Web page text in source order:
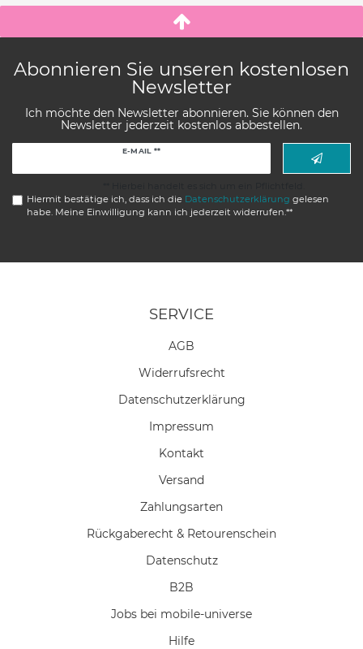
Abonnieren Sie unseren kostenlosen
Newsletter
Ich möchte den Newsletter abonnieren. Sie können den
Newsletter jederzeit kostenlos abbestellen.
E-MAIL **
Hiermit bestätige ich, dass ich die Daten­schutz­erklärung gelesen
habe. Meine Einwilligung kann ich jederzeit widerrufen.**
SERVICE
AGB
Widerrufs­recht
Daten­schutz­erklärung
Impressum
Kontakt
Versand
Zahlungsarten
Rückgaberecht & Retourenschein
Datenschutz
B2B
Jobs bei mobile-universe
Hilfe